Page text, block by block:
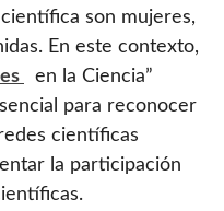
son mujeres,
En este contexto,
en la Ciencia”
para reconocer
científicas
la participación